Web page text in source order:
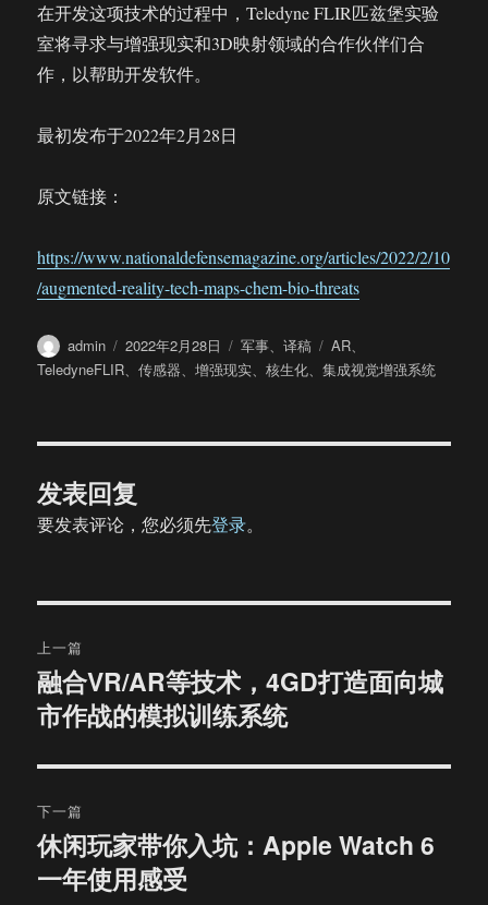
在开发这项技术的过程中，Teledyne FLIR匹兹堡实验
室将寻求与增强现实和3D映射领域的合作伙伴们合
作，以帮助开发软件。
最初发布于2022年2月28日
原文链接：
https://www.nationaldefensemagazine.org/articles/2022/2/10
/augmented-reality-tech-maps-chem-bio-threats
作
者
admin
发
布
2022年2月28日
分
类
军事、译稿
标
签
AR、
TeledyneFLIR、传感器、增强现实、核生化、集成视觉增强系统
发表回复
要发表评论，您必须先登录。
章
导
航
上一篇
上
篇
章：
融合VR/AR等技术，4GD打造面向城
市作战的模拟训练系统
下一篇
下
篇
休闲玩家带你入坑：Apple Watch 6
一年使用感受